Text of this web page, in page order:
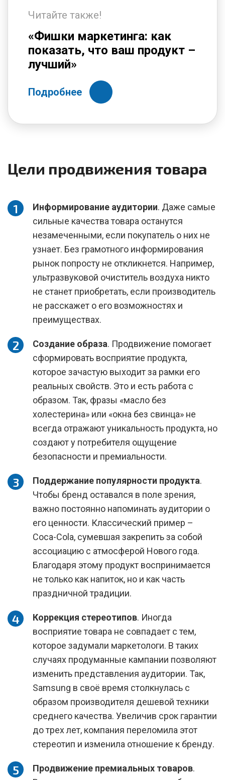
Читайте также!
«Фишки маркетинга: как
показать, что ваш продукт –
лучший»
Подробнее
Цели продвижения товара
Информирование аудитории. Даже самые
сильные качества товара останутся
незамеченными, если покупатель о них не
узнает. Без грамотного информирования
рынок попросту не откликнется. Например,
ультразвуковой очиститель воздуха никто
не станет приобретать, если производитель
не расскажет о его возможностях и
преимуществах.
Создание образа. Продвижение помогает
сформировать восприятие продукта,
которое зачастую выходит за рамки его
реальных свойств. Это и есть работа с
образом. Так, фразы «масло без
холестерина» или «окна без свинца» не
всегда отражают уникальность продукта, но
создают у потребителя ощущение
безопасности и премиальности.
Поддержание популярности продукта.
Чтобы бренд оставался в поле зрения,
важно постоянно напоминать аудитории о
его ценности. Классический пример –
Coca-Cola, сумевшая закрепить за собой
ассоциацию с атмосферой Нового года.
Благодаря этому продукт воспринимается
не только как напиток, но и как часть
праздничной традиции.
Коррекция стереотипов. Иногда
восприятие товара не совпадает с тем,
которое задумали маркетологи. В таких
случаях продуманные кампании позволяют
изменить представления аудитории. Так,
Samsung в своё время столкнулась с
образом производителя дешевой техники
среднего качества. Увеличив срок гарантии
до трех лет, компания переломила этот
стереотип и изменила отношение к бренду.
Продвижение премиальных товаров.